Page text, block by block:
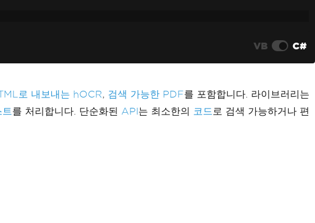
VB C#
로 내보내는 hOCR, 검색 가능한 PDF를 포함합니다. 라이브러리는
를 처리합니다. 단순화된 API는 최소한의 코드 로 검색 가능하거나 편